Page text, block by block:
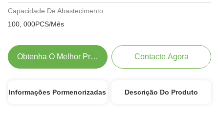
Capacidade De Abastecimento:
100, 000PCS/Mês
Obtenha O Melhor Preço Contacte Agora
Informações Pormenorizadas Descrição Do Produto